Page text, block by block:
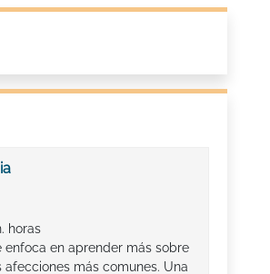
horas
enfoca en aprender más sobre
más comunes. Una